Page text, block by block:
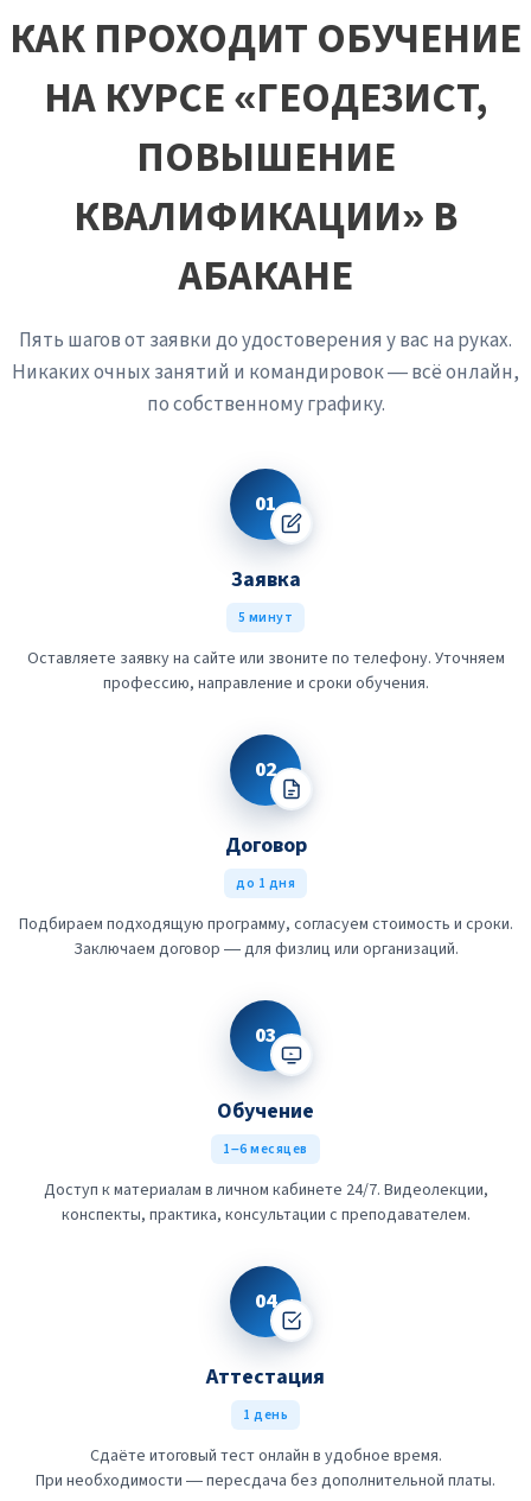
знает, что его коллега на предыдущей захватке
допустил ошибку. Профессионал видит геометрию так
же ясно, как художник видит перспективу.
КАК ПРОХОДИТ ОБУЧЕНИЕ
НА КУРСЕ «ГЕОДЕЗИСТ,
ПОВЫШЕНИЕ
КВАЛИФИКАЦИИ» В
АБАКАНЕ
Пять шагов от заявки до удостоверения у вас на руках.
Никаких очных занятий и командировок — всё онлайн,
по собственному графику.
01
Заявка
5 минут
Оставляете заявку на сайте или звоните по телефону. Уточняем
профессию, направление и сроки обучения.
02
Договор
до 1 дня
Подбираем подходящую программу, согласуем стоимость и сроки.
Заключаем договор — для физлиц или организаций.
03
Обучение
1–6 месяцев
Доступ к материалам в личном кабинете 24/7. Видеолекции,
конспекты, практика, консультации с преподавателем.
04
Аттестация
1 день
Сдаёте итоговый тест онлайн в удобное время.
При необходимости — пересдача без дополнительной платы.